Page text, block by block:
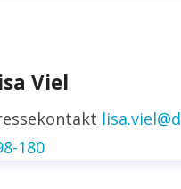
Viel
180